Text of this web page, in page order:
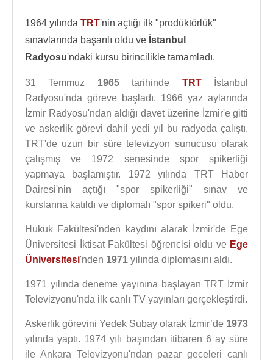
1964 yılında TRT'nin açtığı ilk "prodüktörlük"
sınavlarında başarılı oldu ve İstanbul
Radyosu'ndaki kursu birincilikle tamamladı.
31 Temmuz 1965tarihinde TRTİstanbul
Radyosu'nda göreve başladı. 1966 yaz aylarında
İzmir Radyosu'ndan aldığı davet üzerine İzmir'e gitti
ve askerlik görevi dahil yedi yıl bu radyoda çalıştı.
TRT'de uzun bir süre televizyon sunucusu olarak
çalışmış ve 1972 senesinde spor spikerliği
yapmaya başlamıştır. 1972 yılında TRT Haber
Dairesi'nin açtığı "spor spikerliği" sınav ve
kurslarına katıldı ve diplomalı "spor spikeri" oldu.
Hukuk Fakültesi'nden kaydını alarak İzmir'de Ege
Üniversitesi İktisat Fakültesi öğrencisi oldu ve Ege
Üniversitesi'nden 1971 yılında diplomasını aldı.
1971 yılında deneme yayınına başlayan TRT İzmir
Televizyonu'nda ilk canlı TV yayınları gerçekleştirdi.
Askerlik görevini Yedek Subay olarak İzmir’de 1973
yılında yaptı. 1974 yılı başından itibaren 6 ay süre
ile Ankara Televizyonu'ndan pazar geceleri canlı